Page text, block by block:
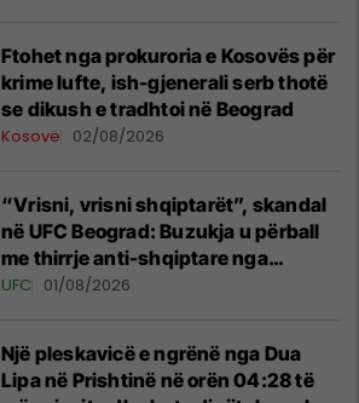
Ftohet nga prokuroria e Kosovës për
krime lufte, ish-gjenerali serb thotë
se dikush e tradhtoi në Beograd
Kosovë 02/08/2026
“Vrisni, vrisni shqiptarët”, skandal
në UFC Beograd: Buzukja u përball
me thirrje anti-shqiptare nga
tribunat
UFC 01/08/2026
Një pleskavicë e ngrënë nga Dua
Lipa në Prishtinë në orën 04:28 të